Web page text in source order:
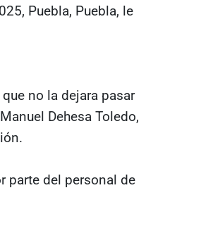
Puebla, Puebla, le
no la dejara pasar
Dehesa Toledo,
parte del personal de